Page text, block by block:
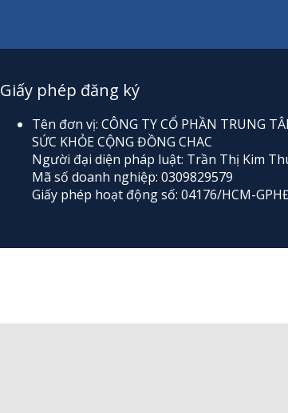
Giấy phép đăng ký
Tên đơn vị: CÔNG TY CỔ PHẦN TRUNG
SỨC KHỎE CỘNG ĐỒNG CHAC
Người đại diện pháp luật: Trần Thị Kim
Mã số doanh nghiệp: 0309829579
Giấy phép hoạt động số: 04176/HCM-